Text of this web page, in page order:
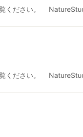
覧ください。
覧ください。